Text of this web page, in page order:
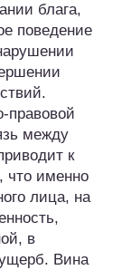
блага,
поведение
правовой
между
к
что именно
лица, на
в
ущерб. Вина